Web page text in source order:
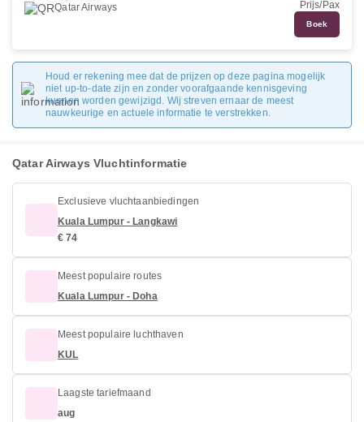
Qatar Airways
Prijs/Pax
Boek
Houd er rekening mee dat de prijzen op deze pagina mogelijk
niet up-to-date zijn en zonder voorafgaande kennisgeving
kunnen worden gewijzigd. Wij streven ernaar de meest
nauwkeurige en actuele informatie te verstrekken.
Qatar Airways Vluchtinformatie
Exclusieve vluchtaanbiedingen
Kuala Lumpur - Langkawi
€ 74
Meest populaire routes
Kuala Lumpur - Doha
Meest populaire luchthaven
KUL
Laagste tariefmaand
aug